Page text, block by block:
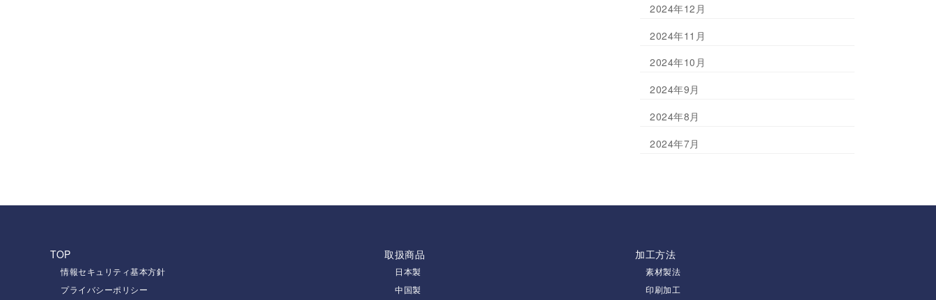
2024年12月
2024年11月
2024年10月
2024年9月
2024年8月
2024年7月
TOP
情報セキュリティ基本方針
プライバシーポリシー
取扱商品
日本製
中国製
加工方法
素材製法
印刷加工